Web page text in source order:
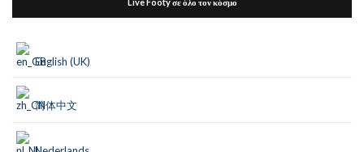
English (UK)
简体中文